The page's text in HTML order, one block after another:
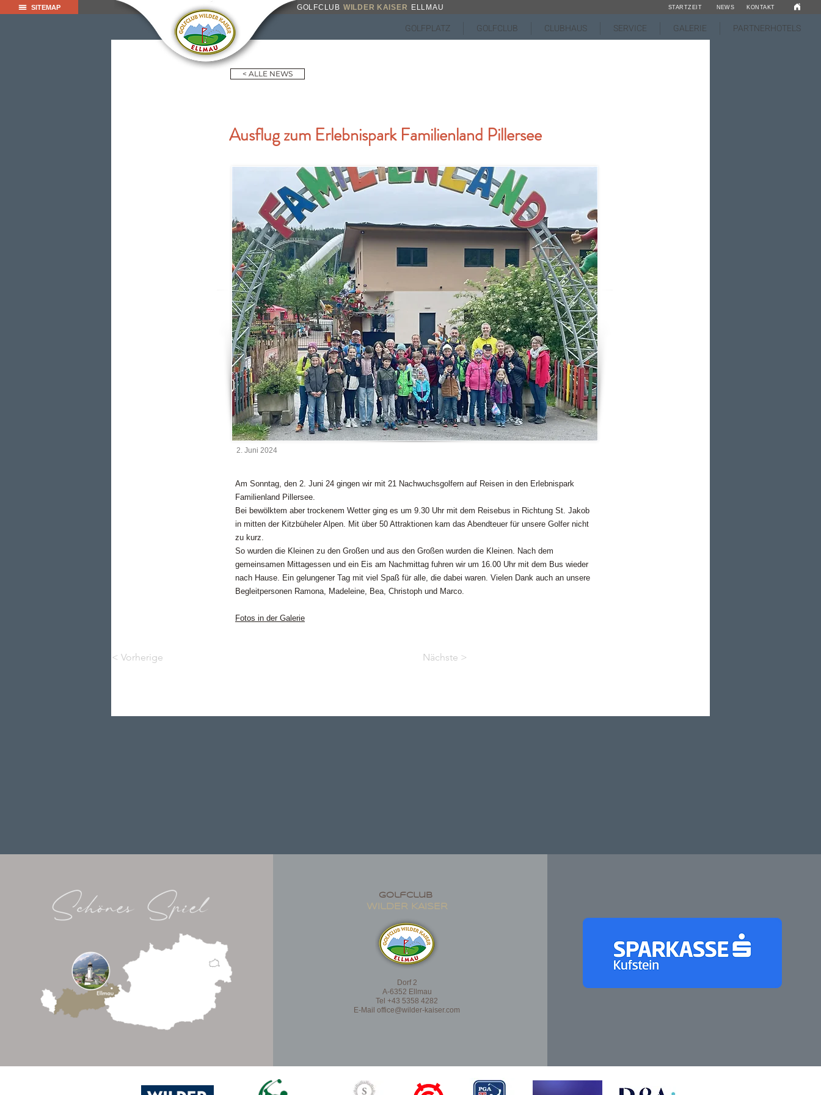
GOLFPLATZ GOLFCLUB CLUBHAUS SERVICE GALERIE PARTNERHOTELS
SITEMAP GOLFCLUB WILDER KAISER ELLMAU STARTZEIT NEWS KONTAKT
< ALLE NEWS
Ausflug zum Erlebnispark Familienland Pillersee
2. Juni 2024
Am Sonntag, den 2. Juni 24 gingen wir mit 21 Nachwuchsgolfern auf Reisen in den Erlebnispark
Familienland Pillersee.
Bei bewölktem aber trockenem Wetter ging es um 9.30 Uhr mit dem Reisebus in Richtung St. Jakob
in mitten der Kitzbüheler Alpen. Mit über 50 Attraktionen kam das Abendteuer für unsere Golfer nicht
zu kurz.
So wurden die Kleinen zu den Großen und aus den Großen wurden die Kleinen. Nach dem
gemeinsamen Mittagessen und ein Eis am Nachmittag fuhren wir um 16.00 Uhr mit dem Bus wieder
nach Hause. Ein gelungener Tag mit viel Spaß für alle, die dabei waren. Vielen Dank auch an unsere
Begleitpersonen Ramona, Madeleine, Bea, Christoph und Marco.
Fotos in der Galerie
< Vorherige Nächste >
golfclub
wildER KAISER
Dorf 2
A-6352 Ellmau
Tel +43 5358 4282
E-Mailoffice@wilder-kaiser.com